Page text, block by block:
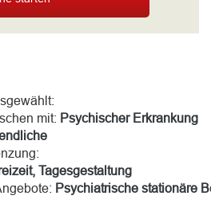
mit: Psychischer Erkrankung
Tagesgestaltung
Psychiatrische stationäre